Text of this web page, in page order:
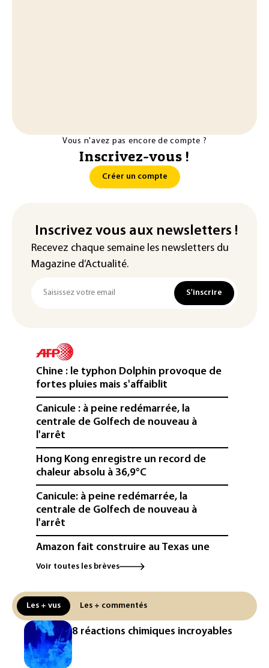
Vous n'avez pas encore de compte ?
Inscrivez-vous !
Créer un compte
Inscrivez vous aux newsletters !
Recevez chaque semaine les newsletters du
Magazine d’Actualité.
S'inscrire
Chine : le typhon Dolphin provoque de
fortes pluies mais s'affaiblit
Canicule : à peine redémarrée, la
centrale de Golfech de nouveau à
l'arrêt
Hong Kong enregistre un record de
chaleur absolu à 36,9°C
Canicule: à peine redémarrée, la
centrale de Golfech de nouveau à
l'arrêt
Amazon fait construire au Texas une
immense centrale à gaz pour ses
L'UE demande à Meta et TikTok de
renforcer la surveillance et la
vérification des faits après l'affaire de
Ceuta
L'Europe se prépare à une baisse de la
Voir toutes les brèves
Les + vus Les + commentés
8 réactions chimiques incroyables